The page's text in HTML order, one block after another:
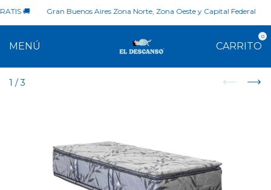
🚚 Gran Buenos Aires Zona Norte, Zona Oeste y Capital Federal
MENÚ CARRITO
0
1 /3